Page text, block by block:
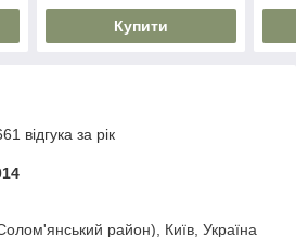
Купити
відгука за рік
район), Київ, Україна